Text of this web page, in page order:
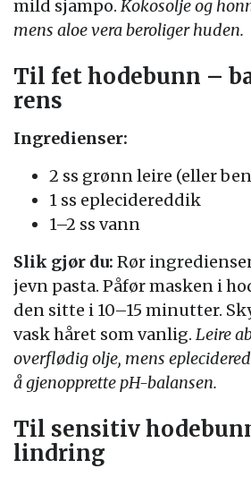
mild sjampo. Kokosolje og
mens aloe vera beroliger huden.
Til fet hodebunn –
rens
Ingredienser:
2 ss grønn leire (eller
1 ss eplecidereddik
1–2 ss vann
Slik gjør du: Rør
jevn pasta. Påfør masken i
den sitte i 10–15 minutter.
vask håret som vanlig. Leire
overflødig olje, mens
å gjenopprette pH-balansen.
Til sensitiv
lindring